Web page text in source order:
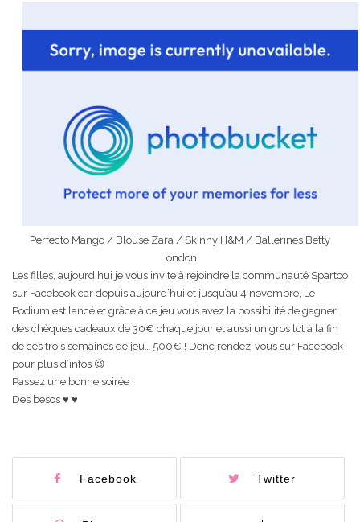
Perfecto Mango / Blouse Zara / Skinny H&M / Ballerines Betty
London
Les filles, aujourd’hui je vous invite à rejoindre la communauté Spartoo
sur Facebook car depuis aujourd’hui et jusqu’au 4 novembre, Le
Podium est lancé et grâce à ce jeu vous avez la possibilité de gagner
des chèques cadeaux de 30€ chaque jour et aussi un gros lot à la fin
de ces trois semaines de jeu… 500€ ! Donc rendez-vous sur Facebook
pour plus d’infos 😉
Passez une bonne soirée !
Des besos ♥ ♥
Facebook Twitter